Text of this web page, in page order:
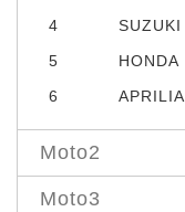
4
SUZUKI
5
HONDA
6
APRILIA
Moto2
Moto3